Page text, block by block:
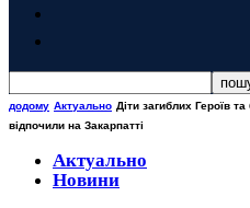
додому Актуально Діти загиблих Героїв
відпочили на Закарпатті
Актуально
Новини